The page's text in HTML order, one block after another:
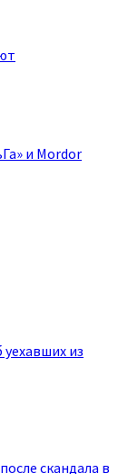
и Mordor
из
скандала в